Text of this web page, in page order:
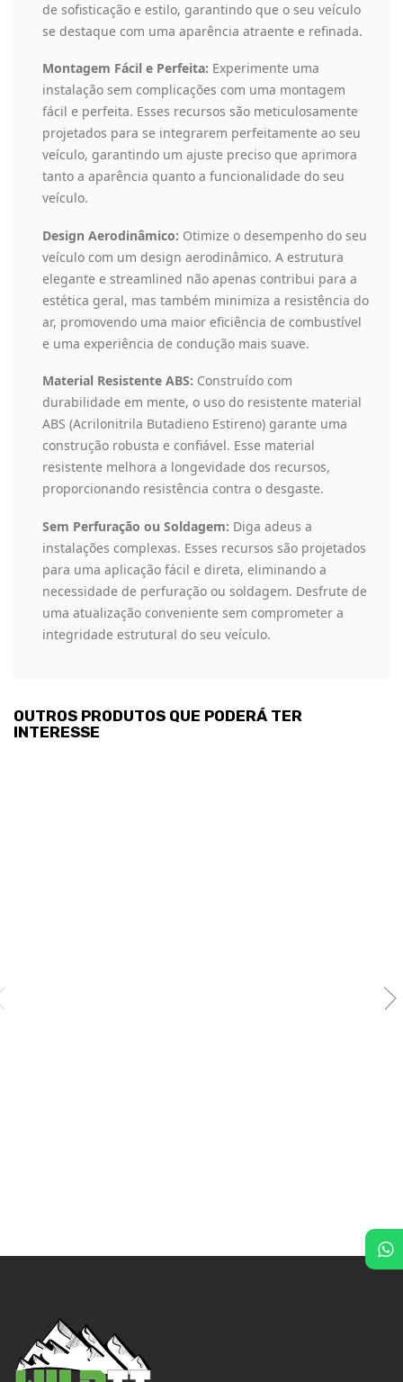
de sofisticação e estilo, garantindo que o seu veículo
se destaque com uma aparência atraente e refinada.
Montagem Fácil e Perfeita: Experimente uma
instalação sem complicações com uma montagem
fácil e perfeita. Esses recursos são meticulosamente
projetados para se integrarem perfeitamente ao seu
veículo, garantindo um ajuste preciso que aprimora
tanto a aparência quanto a funcionalidade do seu
veículo.
Design Aerodinâmico: Otimize o desempenho do seu
veículo com um design aerodinâmico. A estrutura
elegante e streamlined não apenas contribui para a
estética geral, mas também minimiza a resistência do
ar, promovendo uma maior eficiência de combustível
e uma experiência de condução mais suave.
Material Resistente ABS: Construído com
durabilidade em mente, o uso do resistente material
ABS (Acrilonitrila Butadieno Estireno) garante uma
construção robusta e confiável. Esse material
resistente melhora a longevidade dos recursos,
proporcionando resistência contra o desgaste.
Sem Perfuração ou Soldagem: Diga adeus a
instalações complexas. Esses recursos são projetados
para uma aplicação fácil e direta, eliminando a
necessidade de perfuração ou soldagem. Desfrute de
uma atualização conveniente sem comprometer a
integridade estrutural do seu veículo.
OUTROS PRODUTOS QUE PODERÁ TER
INTERESSE